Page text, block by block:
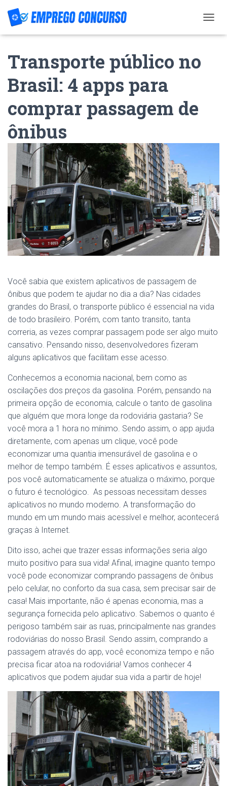
O
Transporte público no
Brasil: 4 apps para
comprar passagem de
ônibus
Você sabia que existem aplicativos de passagem de
ônibus que podem te ajudar no dia a dia? Nas cidades
grandes do Brasil, o transporte público é essencial na vida
de todo brasileiro. Porém, com tanto transito, tanta
correria, as vezes comprar passagem pode ser algo muito
cansativo. Pensando nisso, desenvolvedores fizeram
alguns aplicativos que facilitam esse acesso.
Conhecemos a economia nacional, bem como as
oscilações dos preços da gasolina. Porém, pensando na
primeira opção de economia, calcule o tanto de gasolina
que alguém que mora longe da rodoviária gastaria? Se
você mora a 1 hora no mínimo. Sendo assim, o app ajuda
diretamente, com apenas um clique, você pode
economizar uma quantia imensurável de gasolina e o
melhor de tempo também. É esses aplicativos e assuntos,
pos você automaticamente se atualiza o máximo, porque
o futuro é tecnológico. As pessoas necessitam desses
aplicativos no mundo moderno. A transformação do
mundo em um mundo mais acessível e melhor, acontecerá
graças à Internet.
Dito isso, achei que trazer essas informações seria algo
muito positivo para sua vida! Afinal, imagine quanto tempo
você pode economizar comprando passagens de ônibus
pelo celular, no conforto da sua casa, sem precisar sair de
casa! Mais importante, não é apenas economia, mas a
segurança fornecida pelo aplicativo. Sabemos o quanto é
perigoso também sair as ruas, principalmente nas grandes
rodoviárias do nosso Brasil. Sendo assim, comprando a
passagem através do app, você economiza tempo e não
precisa ficar atoa na rodoviária! Vamos conhecer 4
aplicativos que podem ajudar sua vida a partir de hoje!